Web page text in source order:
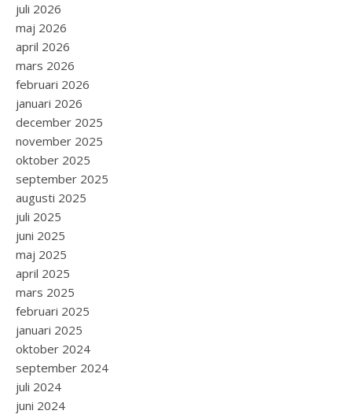
juli 2026
maj 2026
april 2026
mars 2026
februari 2026
januari 2026
december 2025
november 2025
oktober 2025
september 2025
augusti 2025
juli 2025
juni 2025
maj 2025
april 2025
mars 2025
februari 2025
januari 2025
oktober 2024
september 2024
juli 2024
juni 2024